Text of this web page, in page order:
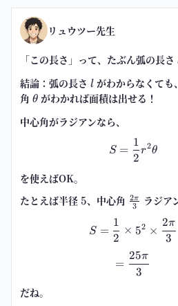
リュウツー先生
「この長さ」って、たぶん弧の長さ
結論：弧の長さ l
l がわからなくて
角 \theta
θ がわかれば面積は出せる！
中心角がラジアンなら、
S =
2
1
r2θ
を使えばOK。
たとえば半径 5
5、中心角 3
2π
ラジア
S =
2
1
× 52 ×
3
2π
=
3
25π
だね。